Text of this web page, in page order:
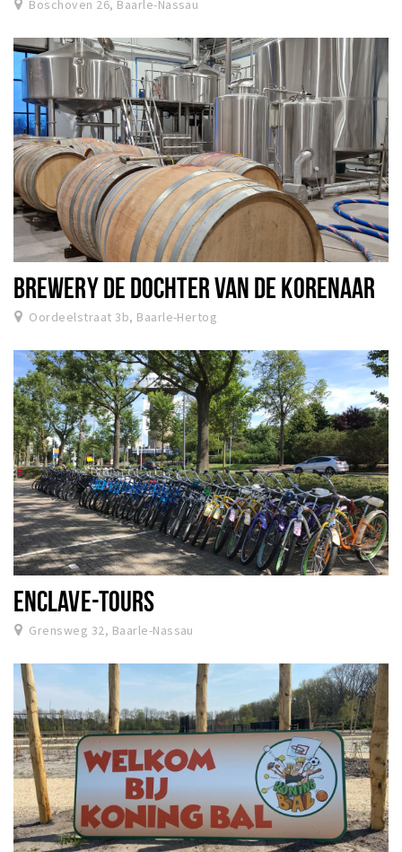
Boschoven 26, Baarle-Nassau
BREWERY DE DOCHTER VAN DE KORENAAR
Oordeelstraat 3b, Baarle-Hertog
ENCLAVE-TOURS
Grensweg 32, Baarle-Nassau